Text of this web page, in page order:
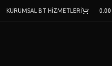
KURUMSAL BT HİZMETLERİ 0.00